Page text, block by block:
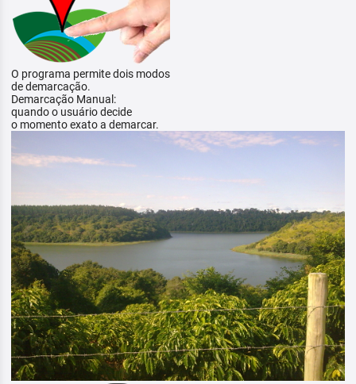
O programa permite dois modos
de demarcação.
Demarcação Manual:
quando o usuário decide
o momento exato a demarcar.